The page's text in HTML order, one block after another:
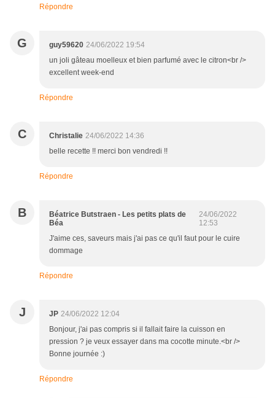
Répondre
G guy59620 24/06/2022 19:54
un joli gâteau moelleux et bien parfumé avec le citron<br />
excellent week-end
Répondre
C Christalie 24/06/2022 14:36
belle recette !! merci bon vendredi !!
Répondre
B
Béatrice Butstraen - Les petits plats de
Béa
24/06/2022
12:53
J'aime ces, saveurs mais j'ai pas ce qu'il faut pour le cuire
dommage
Répondre
J JP 24/06/2022 12:04
Bonjour, j'ai pas compris si il fallait faire la cuisson en
pression ? je veux essayer dans ma cocotte minute.<br />
Bonne journée :)
Répondre